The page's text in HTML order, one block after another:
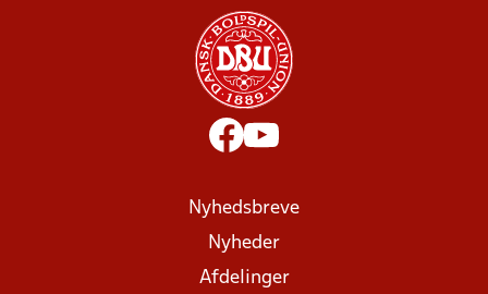
Nyhedsbreve
Nyheder
Afdelinger